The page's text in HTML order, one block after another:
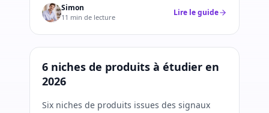
Simon
11 min de lecture Lire le guide
Recherche produit
6 niches de produits à étudier en
2026
Six niches de produits issues des signaux